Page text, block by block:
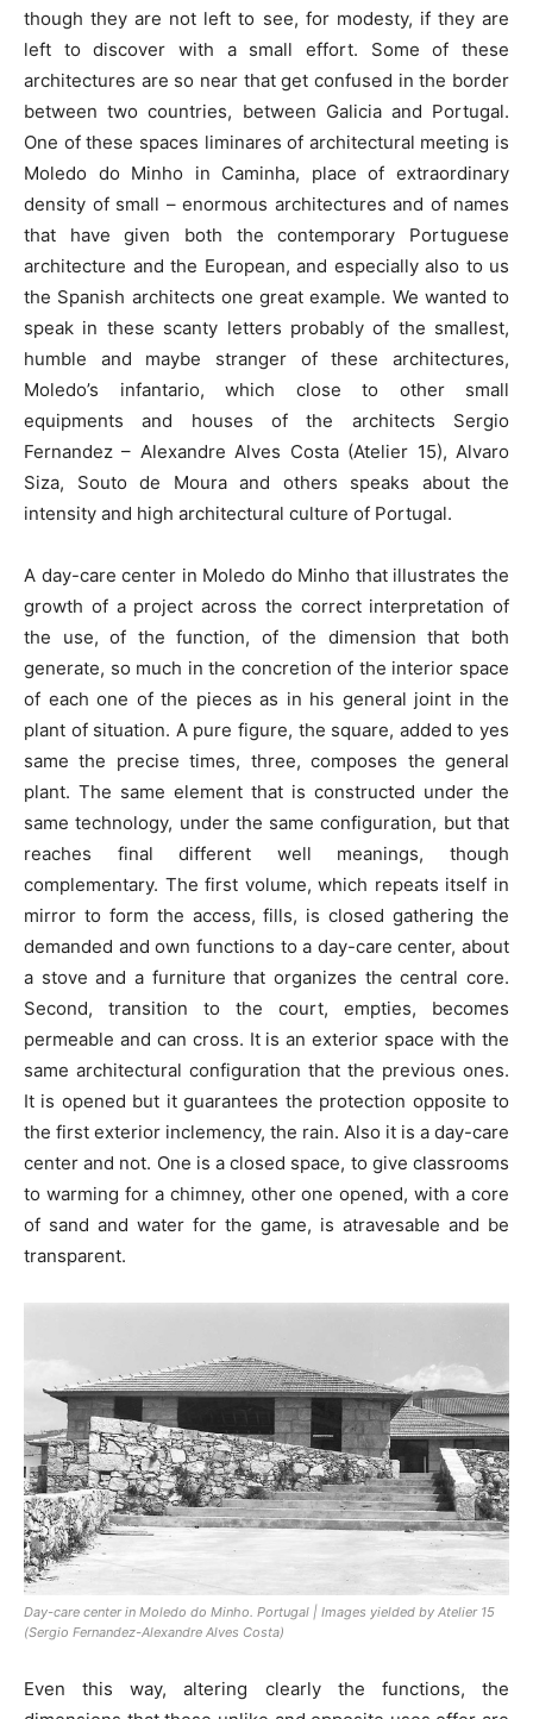
though they are not left to see, for modesty, if they are
left to discover with a small effort. Some of these
architectures are so near that get confused in the border
between two countries, between Galicia and Portugal.
One of these spaces liminares of architectural meeting is
Moledo do Minho in Caminha, place of extraordinary
density of small – enormous architectures and of names
that have given both the contemporary Portuguese
architecture and the European, and especially also to us
the Spanish architects one great example. We wanted to
speak in these scanty letters probably of the smallest,
humble and maybe stranger of these architectures,
Moledo’s infantario, which close to other small
equipments and houses of the architects Sergio
Fernandez – Alexandre Alves Costa (Atelier 15), Alvaro
Siza, Souto de Moura and others speaks about the
intensity and high architectural culture of Portugal.
A day-care center in Moledo do Minho that illustrates the
growth of a project across the correct interpretation of
the use, of the function, of the dimension that both
generate, so much in the concretion of the interior space
of each one of the pieces as in his general joint in the
plant of situation. A pure figure, the square, added to yes
same the precise times, three, composes the general
plant. The same element that is constructed under the
same technology, under the same configuration, but that
reaches final different well meanings, though
complementary. The first volume, which repeats itself in
mirror to form the access, fills, is closed gathering the
demanded and own functions to a day-care center, about
a stove and a furniture that organizes the central core.
Second, transition to the court, empties, becomes
permeable and can cross. It is an exterior space with the
same architectural configuration that the previous ones.
It is opened but it guarantees the protection opposite to
the first exterior inclemency, the rain. Also it is a day-care
center and not. One is a closed space, to give classrooms
to warming for a chimney, other one opened, with a core
of sand and water for the game, is atravesable and be
transparent.
Day-care center in Moledo do Minho. Portugal | Images yielded by Atelier 15
(Sergio Fernandez-Alexandre Alves Costa)
Even this way, altering clearly the functions, the